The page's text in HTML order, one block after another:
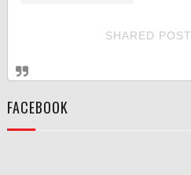
SHARED POST
FACEBOOK